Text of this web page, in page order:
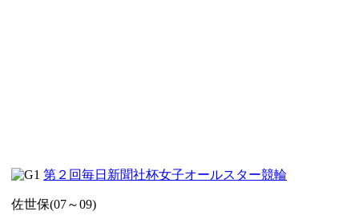
第２回毎日新聞社杯女子オールスター競輪
佐世保(07～09)